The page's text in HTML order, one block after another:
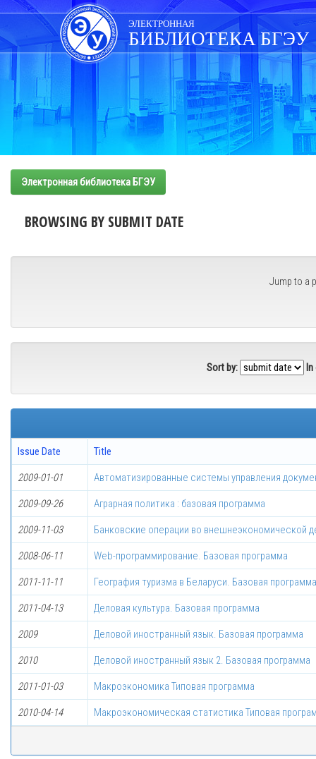
Skip
navigation
ЭЛЕКТРОННАЯ
БИБЛИОТЕКА БГЭУ
Электронная библиотека БГЭУ
BROWSING BY SUBMIT DATE
Jump to a
Sort by: In
Issue Date Title
2009-01-01 Автоматизированные системы управления
2009-09-26 Аграрная политика : базовая программа
2009-11-03 Банковские операции во внешнеэкономической
2008-06-11 Web-программирование. Базовая программа
2011-11-11 География туризма в Беларуси. Базовая программа
2011-04-13 Деловая культура. Базовая программа
2009 Деловой иностранный язык. Базовая программа
2010 Деловой иностранный язык 2. Базовая программа
2011-01-03 Макроэкономика Типовая программа
2010-04-14 Макроэкономическая статистика Типовая